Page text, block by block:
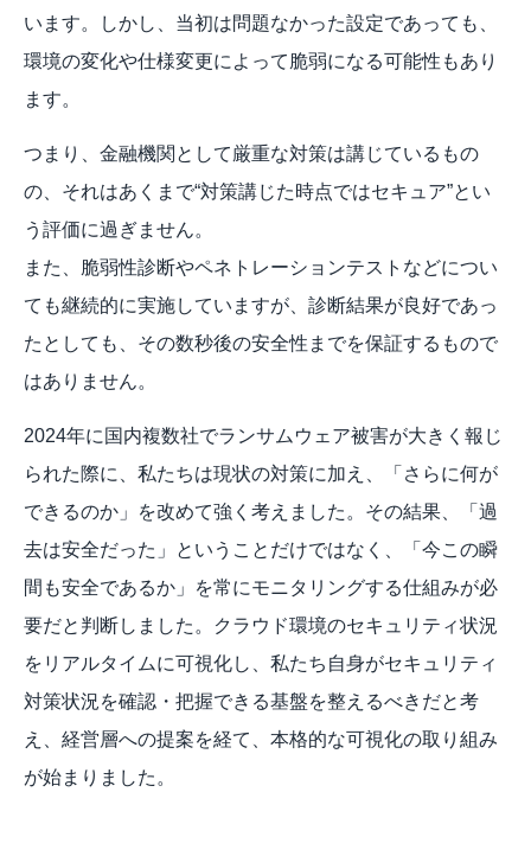
います。しかし、当初は問題なかった設定であっても、
環境の変化や仕様変更によって脆弱になる可能性もあり
ます。
つまり、金融機関として厳重な対策は講じているもの
の、それはあくまで“対策講じた時点ではセキュア”とい
う評価に過ぎません。
また、脆弱性診断やペネトレーションテストなどについ
ても継続的に実施していますが、診断結果が良好であっ
たとしても、その数秒後の安全性までを保証するもので
はありません。
2024年に国内複数社でランサムウェア被害が大きく報じ
られた際に、私たちは現状の対策に加え、「さらに何が
できるのか」を改めて強く考えました。その結果、「過
去は安全だった」ということだけではなく、「今この瞬
間も安全であるか」を常にモニタリングする仕組みが必
要だと判断しました。クラウド環境のセキュリティ状況
をリアルタイムに可視化し、私たち自身がセキュリティ
対策状況を確認・把握できる基盤を整えるべきだと考
え、経営層への提案を経て、本格的な可視化の取り組み
が始まりました。